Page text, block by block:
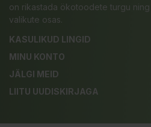
on rikastada ökotoodete turgu
valikute osas.
KASULIKUD LINGID
MINU KONTO
JÄLGI MEID
LIITU UUDISKIRJAGA